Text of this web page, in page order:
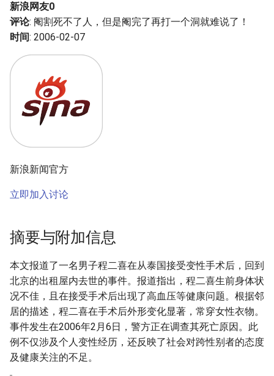
新浪网友0
评论: 阉割死不了人，但是阉完了再打一个洞就难说了！
时间: 2006-02-07
新浪新闻官方
立即加入讨论
摘要与附加信息
本文报道了一名男子程二喜在从泰国接受变性手术后，回到
北京的出租屋内去世的事件。报道指出，程二喜生前身体状
况不佳，且在接受手术后出现了高血压等健康问题。根据邻
居的描述，程二喜在手术后外形变化显著，常穿女性衣物。
事件发生在2006年2月6日，警方正在调查其死亡原因。此
例不仅涉及个人变性经历，还反映了社会对跨性别者的态度
及健康关注的不足。